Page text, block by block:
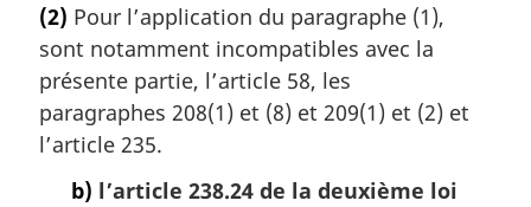
t
e
m
a
r
g
(2) Pour l’application du paragraphe (1),
sont notamment incompatibles avec la
présente partie, l’article 58, les
paragraphes 208(1) et (8) et 209(1) et (2) et
l’article 235.
b) l’article 238.24 de la deuxième loi